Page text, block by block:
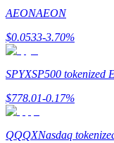
Rehber
AEONAEON
$0.0533-3.70%
SPYXSP500 tokenized
$778.01-0.17%
QQQXNasdaq